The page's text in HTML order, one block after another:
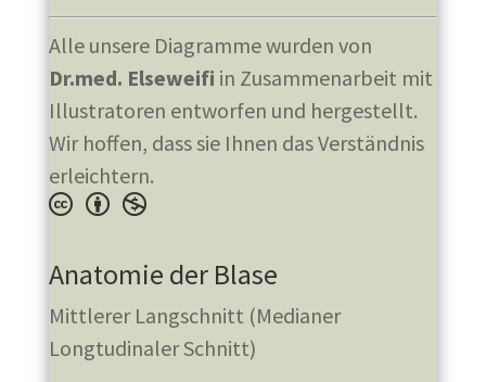
Alle unsere Diagramme wurden von
Dr.med. Elseweifi in Zusammenarbeit mit
Illustratoren entworfen und hergestellt.
Wir hoffen, dass sie Ihnen das Verständnis
erleichtern.
Anatomie der Blase
Mittlerer Langschnitt (Medianer
Longtudinaler Schnitt)